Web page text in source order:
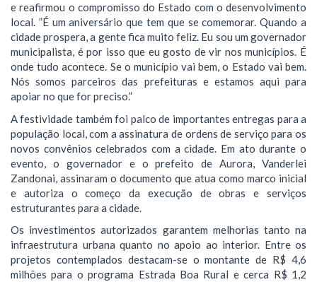
e reafirmou o compromisso do Estado com o desenvolvimento
local. ​”É um aniversário que tem que se comemorar. Quando a
cidade prospera, a gente fica muito feliz. Eu sou um governador
municipalista, é por isso que eu gosto de vir nos municípios. É
onde tudo acontece. Se o município vai bem, o Estado vai bem.
Nós somos parceiros das prefeituras e estamos aqui para
apoiar no que for preciso.”
A festividade também foi palco de importantes entregas para a
população local, com a assinatura de ordens de serviço para os
novos convênios celebrados com a cidade. Em ato durante o
evento, o governador e o prefeito de Aurora, Vanderlei
Zandonai, assinaram o documento que atua como marco inicial
e autoriza o começo da execução de obras e serviços
estruturantes para a cidade.
​Os investimentos autorizados garantem melhorias tanto na
infraestrutura urbana quanto no apoio ao interior. Entre os
projetos contemplados destacam-se o montante de R$ 4,6
milhões para o programa Estrada Boa Rural e cerca R$ 1,2